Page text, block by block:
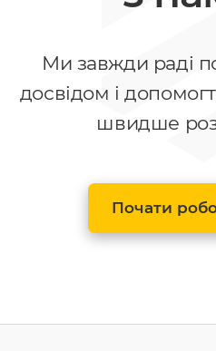
Ми завжди раді
досвідом і
швидше
Почати